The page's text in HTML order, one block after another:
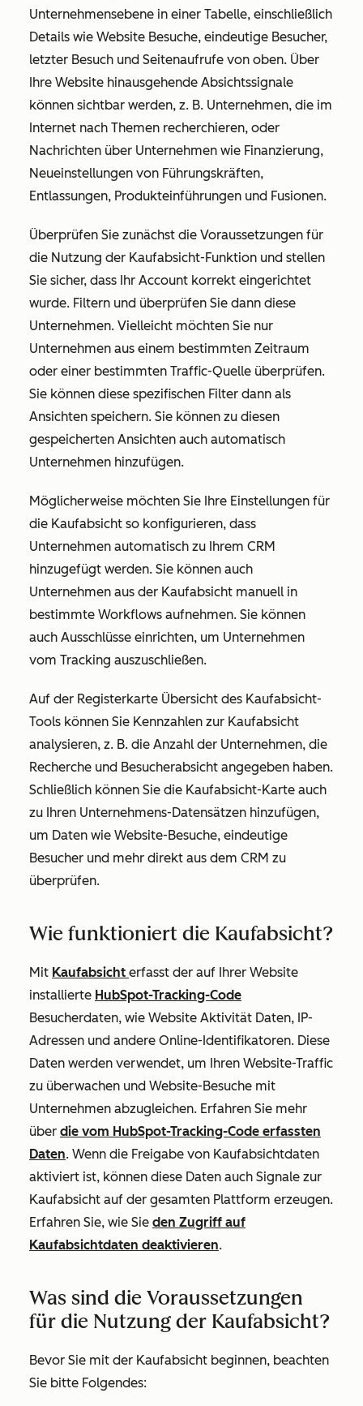
Unternehmensebene in einer Tabelle, einschließlich
Details wie Website Besuche, eindeutige Besucher,
letzter Besuch und Seitenaufrufe von oben. Über
Ihre Website hinausgehende Absichtssignale
können sichtbar werden, z. B. Unternehmen, die im
Internet nach Themen recherchieren, oder
Nachrichten über Unternehmen wie Finanzierung,
Neueinstellungen von Führungskräften,
Entlassungen, Produkteinführungen und Fusionen.
Überprüfen Sie zunächst die Voraussetzungen für
die Nutzung der Kaufabsicht-Funktion und stellen
Sie sicher, dass Ihr Account korrekt eingerichtet
wurde. Filtern und überprüfen Sie dann diese
Unternehmen. Vielleicht möchten Sie nur
Unternehmen aus einem bestimmten Zeitraum
oder einer bestimmten Traffic-Quelle überprüfen.
Sie können diese spezifischen Filter dann als
Ansichten speichern. Sie können zu diesen
gespeicherten Ansichten auch automatisch
Unternehmen hinzufügen.
Möglicherweise möchten Sie Ihre Einstellungen für
die Kaufabsicht so konfigurieren, dass
Unternehmen automatisch zu Ihrem CRM
hinzugefügt werden. Sie können auch
Unternehmen aus der Kaufabsicht manuell in
bestimmte Workflows aufnehmen. Sie können
auch Ausschlüsse einrichten, um Unternehmen
vom Tracking auszuschließen.
Auf der Registerkarte Übersicht des Kaufabsicht-
Tools können Sie Kennzahlen zur Kaufabsicht
analysieren, z. B. die Anzahl der Unternehmen, die
Recherche und Besucherabsicht angegeben haben.
Schließlich können Sie die Kaufabsicht-Karte auch
zu Ihren Unternehmens-Datensätzen hinzufügen,
um Daten wie Website-Besuche, eindeutige
Besucher und mehr direkt aus dem CRM zu
überprüfen.
Wie funktioniert die Kaufabsicht?
Mit Kaufabsicht erfasst der auf Ihrer Website
installierte HubSpot-Tracking-Code
Besucherdaten, wie Website Aktivität Daten, IP-
Adressen und andere Online-Identifikatoren. Diese
Daten werden verwendet, um Ihren Website-Traffic
zu überwachen und Website-Besuche mit
Unternehmen abzugleichen. Erfahren Sie mehr
über die vom HubSpot-Tracking-Code erfassten
Daten. Wenn die Freigabe von Kaufabsichtdaten
aktiviert ist, können diese Daten auch Signale zur
Kaufabsicht auf der gesamten Plattform erzeugen.
Erfahren Sie, wie Sie den Zugriff auf
Kaufabsichtdaten deaktivieren.
Was sind die Voraussetzungen
für die Nutzung der Kaufabsicht?
Bevor Sie mit der Kaufabsicht beginnen, beachten
Sie bitte Folgendes: